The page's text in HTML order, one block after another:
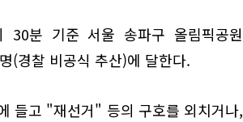
분 기준 서울 송파구 올림픽공원
(경찰 비공식 추산)에 달한다.
들고 "재선거" 등의 구호를 외치거나,